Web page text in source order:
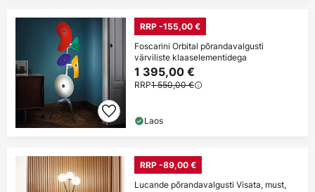
RRP -155,00 €
Foscarini Orbital põrandavalgusti
värviliste klaaselementidega
1 395,00 €
RRP1 550,00 €
Laos
RRP -89,00 €
Lucande põrandavalgusti Visata, must,